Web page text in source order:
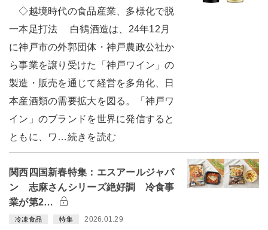
◇越境時代の食品産業、多様化で脱
一本足打法 白鶴酒造は、24年12月
に神戸市の外郭団体・神戸農政公社か
ら事業を譲り受けた「神戸ワイン」の
製造・販売を通じて経営を多角化、日
本産酒類の需要拡大を図る。「神戸ワ
イン」のブランドを世界に発信すると
ともに、ワ…続きを読む
関西四国新春特集：エスアールジャパ
ン 志麻さんシリーズ絶好調 冷食事
業が第2…
冷凍食品 特集 2026.01.29